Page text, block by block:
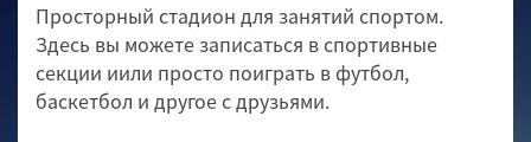
Просторный стадион для занятий спортом.
Здесь вы можете записаться в спортивные
секции иили просто поиграть в футбол,
баскетбол и другое с друзьями.